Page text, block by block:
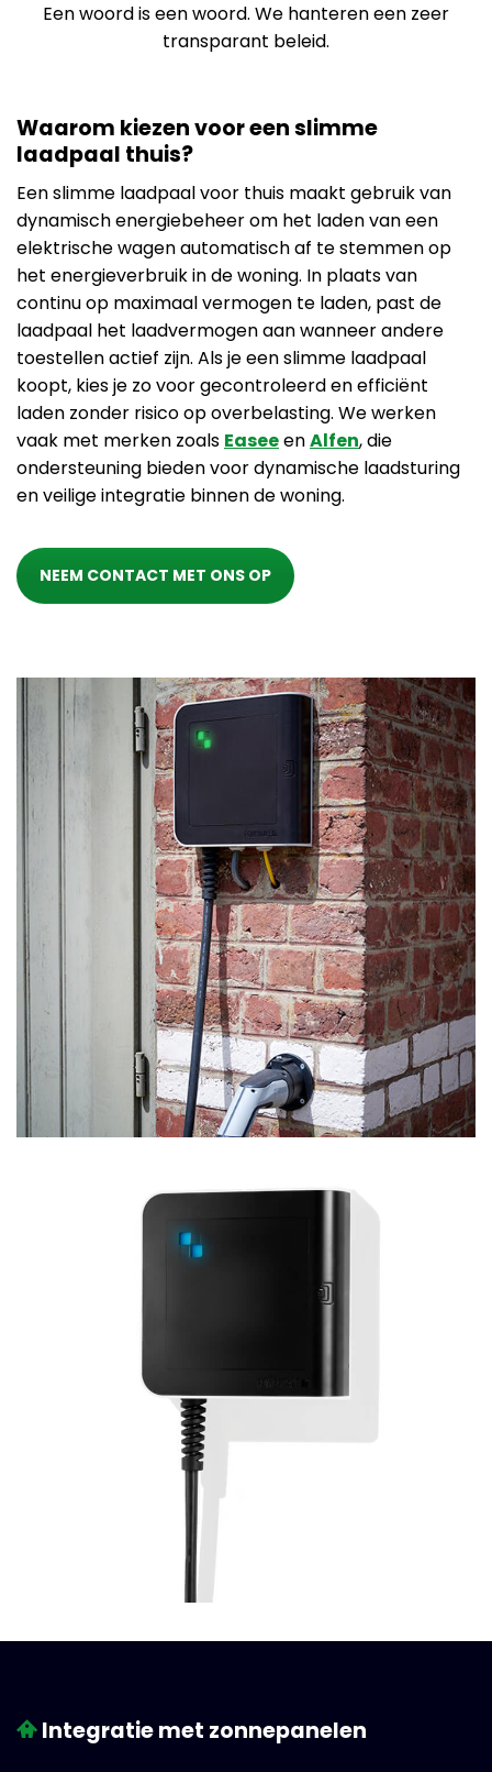
Een woord is een woord. We hanteren een zeer
transparant beleid.
Waarom kiezen voor een slimme
laadpaal thuis?
Een slimme laadpaal voor thuis maakt gebruik van
dynamisch energiebeheer om het laden van een
elektrische wagen automatisch af te stemmen op
het energieverbruik in de woning. In plaats van
continu op maximaal vermogen te laden, past de
laadpaal het laadvermogen aan wanneer andere
toestellen actief zijn. Als je een slimme laadpaal
koopt, kies je zo voor gecontroleerd en efficiënt
laden zonder risico op overbelasting. We werken
vaak met merken zoals EaseeenAlfen, die
ondersteuning bieden voor dynamische laadsturing
en veilige integratie binnen de woning.
NEEM CONTACT MET ONS OP
Integratie met zonnepanelen